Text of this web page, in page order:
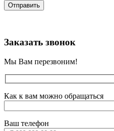
Заказать звонок
Мы Вам перезвоним!
Как к вам можно обращаться
Ваш телефон